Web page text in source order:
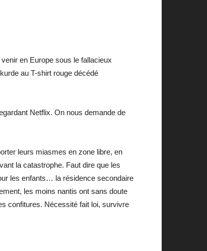
en Europe sous le fallacieux
au T-shirt rouge décédé
Netflix. On nous demande de
leurs miasmes en zone libre, en
la catastrophe. Faut dire que les
les enfants… la résidence secondaire
les moins nantis ont sans doute
confitures. Nécessité fait loi, survivre